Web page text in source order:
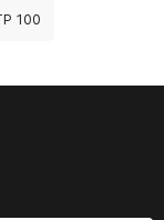
100